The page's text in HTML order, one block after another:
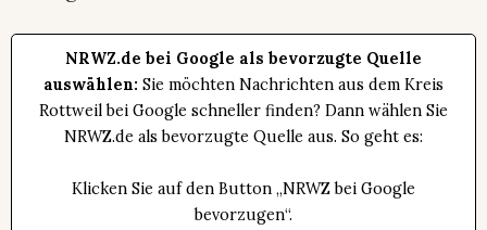
NRWZ.de bei Google als bevorzugte Quelle
auswählen: Sie möchten Nachrichten aus dem Kreis
Rottweil bei Google schneller finden? Dann wählen Sie
NRWZ.de als bevorzugte Quelle aus. So geht es:
Klicken Sie auf den Button „NRWZ bei Google
bevorzugen“.